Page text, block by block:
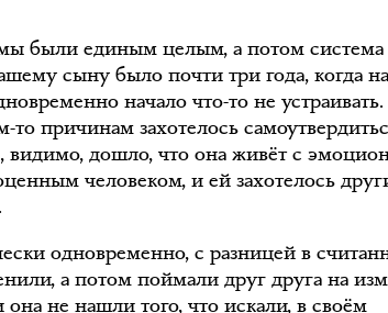
были единым целым, а потом система
сыну было почти три года, когда
начало что-то не
то причинам захотелось
видимо, дошло, что она живёт с
человеком, и ей захотелось
одновременно, с разницей в
а потом поймали друг друга на
не нашли того, что искали, в своём